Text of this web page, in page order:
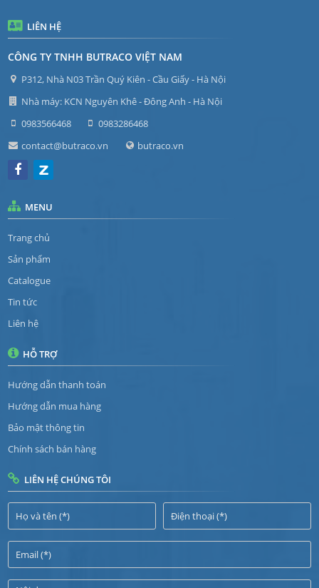
LIÊN HỆ
CÔNG TY TNHH BUTRACO VIỆT NAM
P312, Nhà N03 Trần Quý Kiên - Cầu Giấy - Hà Nội
Nhà máy: KCN Nguyên Khê - Đông Anh - Hà Nội
0983566468
0983286468
contact@butraco.vn
butraco.vn
MENU
Trang chủ
Sản phẩm
Catalogue
Tin tức
Liên hệ
HỖ TRỢ
Hướng dẫn thanh toán
Hướng dẫn mua hàng
Bảo mật thông tin
Chính sách bán hàng
LIÊN HỆ CHÚNG TÔI